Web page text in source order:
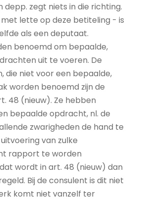
depp. zegt niets in die richting.
lette op deze betiteling - is
als een deputaat.
benoemd om bepaalde,
uit te voeren. De
die niet voor een bepaalde,
worden benoemd zijn de
48 (nieuw). Ze hebben
bepaalde opdracht, nl. de
zwarigheden de hand te
van zulke
rapport te worden
wordt in art. 48 (nieuw) dan
Bij de consulent is dit niet
komt niet vanzelf ter